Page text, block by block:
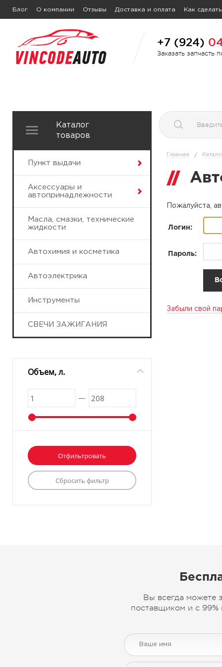
Блог О компании Отзывы Доставка и оплата Как
+7 (924)
Заказать запчасть
Каталог
товаров
Пункт выдачи
Аксессуары и
автопринадлежности
Масла, смазки, технические
жидкости
Автохимия и косметика
Автоэлектрика
Инструменты
СВЕЧИ ЗАЖИГАНИЯ
Объем, л.
Главная /
Пожалуйста,
Логин:
Пароль:
Забыли свой
Вы всегда можете
поставщиком и с 99%